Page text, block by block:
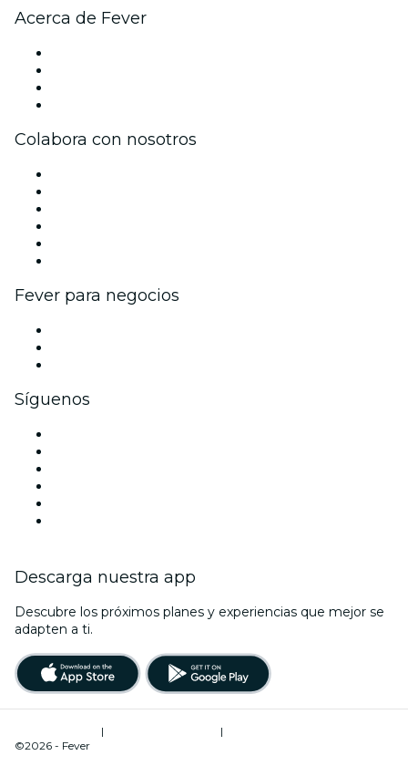
Acerca de Fever
Colabora con nosotros
Fever para negocios
Síguenos
Descarga nuestra app
Descubre los próximos planes y experiencias que mejor se
adapten a ti.
| |
©2026 - Fever